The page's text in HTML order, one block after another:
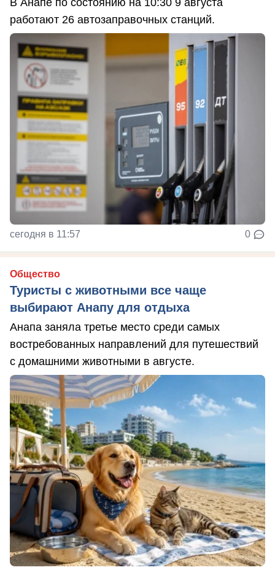
В Анапе по состоянию на 10:30 9 августа
работают 26 автозаправочных станций.
сегодня в 11:57 0
Общество
Туристы с животными все чаще
выбирают Анапу для отдыха
Анапа заняла третье место среди самых
востребованных направлений для путешествий
с домашними животными в августе.